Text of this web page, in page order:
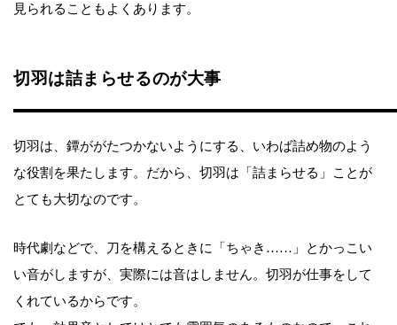
見られることもよくあります。
切羽は詰まらせるのが大事
切羽は、鐔ががたつかないようにする、いわば詰め物のよう
な役割を果たします。だから、切羽は「詰まらせる」ことが
とても大切なのです。
時代劇などで、刀を構えるときに「ちゃき……」とかっこい
い音がしますが、実際には音はしません。切羽が仕事をして
くれているからです。